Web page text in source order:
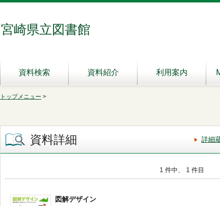
宮崎県立図書館
資料検索 資料紹介 利用案内
トップメニュー >
資料詳細 詳細
1 件中、 1 件目
図解デザイン